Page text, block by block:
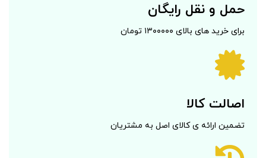
حمل و نقل رایگان
برای خرید های بالای ۱۳۰۰۰۰۰ تومان
اصالت کالا
تضمین ارائه ی کالای اصل به مشتریان